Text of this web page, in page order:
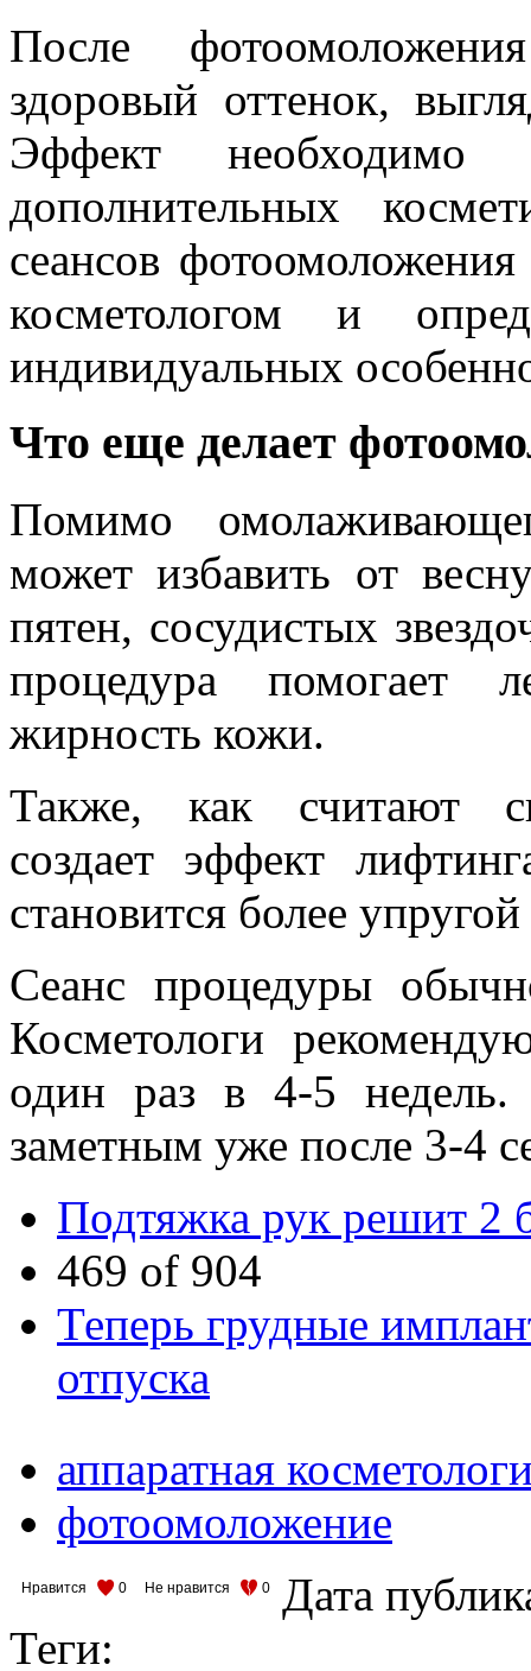
После
здоровый оттенок,
Эффект необходимо
дополнительных
сеансов
косметологом и
индивидуальных
Что еще делает
Помимо
может избавить от
пятен, сосудистых
процедура помогает
жирность кожи.
Также, как считают
создает эффект
становится более
Сеанс процедуры
Косметологи
один раз в 4-5 недель.
заметным уже после 3-4
Подтяжка рук решит
469 of 904
Теперь грудные
отпуска
аппаратная
фотоомоложение
Нравится 0 Не нравится 0
Дата
Теги: